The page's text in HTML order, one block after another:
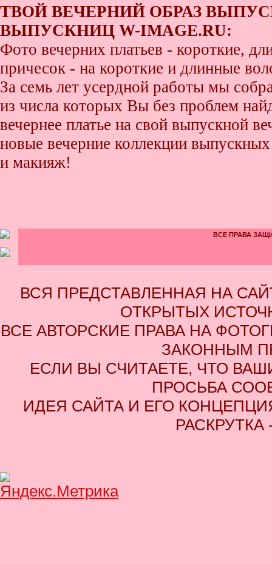
ТВОЙ ВЕЧЕРНИЙ ОБРАЗ
ВЫПУСКНИЦ W-IMAGE.RU:
Фото вечерних платьев - короткие,
причесок - на короткие и длинные
За семь лет усердной работы мы
из числа которых Вы без проблем
вечернее платье на свой выпускной
новые вечерние коллекции
и макияж!
ВСЕ ПРАВА
ВСЯ ПРЕДСТАВЛЕННАЯ НА
ОТКРЫТЫХ
ВСЕ АВТОРСКИЕ ПРАВА НА
ЗАКОННЫМ
ЕСЛИ ВЫ СЧИТАЕТЕ, ЧТО
ПРОСЬБА
ИДЕЯ САЙТА И ЕГО
РАСКРУТКА